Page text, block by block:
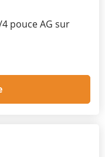
pouce AG sur